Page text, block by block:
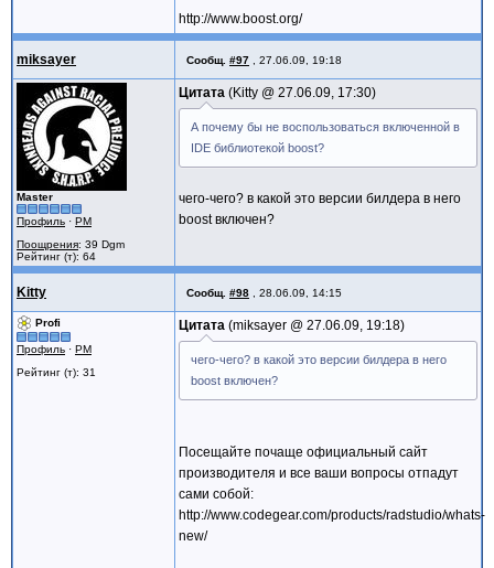
http://www.boost.org/
miksayer Сообщ. #97 27.06.09, 19:18
Master
Профиль · PM
Поощрения: 39 Dgm
Рейтинг (т): 64
Цитата Kitty @ 27.06.09, 17:30
А почему бы не воспользоваться включенной в
IDE библиотекой boost?
чего-чего? в какой это версии билдера в него
boost включен?
Kitty Сообщ. #98 28.06.09, 14:15
Profi
Профиль · PM
Рейтинг (т): 31
Цитата miksayer @ 27.06.09, 19:18
чего-чего? в какой это версии билдера в него
boost включен?
Посещайте почаще официальный сайт
производителя и все ваши вопросы отпадут
сами собой:
http://www.codegear.com/products/radstudio/whats-
new/